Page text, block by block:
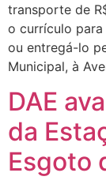
transporte de
o currículo para
ou entregá-lo
Municipal, à
DAE
da
Esgoto